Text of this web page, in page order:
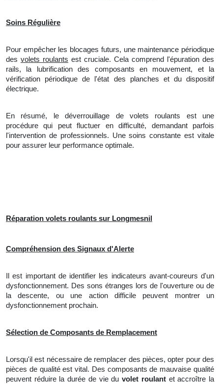
Soins Régulière
Pour empêcher les blocages futurs, une maintenance périodique
des volets roulants est cruciale. Cela comprend l'épuration des
rails,
la lubrification des composants en mouvement, et
la
vérification périodique de l'état des planches et du dispositif
électrique.
En résumé, le déverrouillage de volets roulants est une
procédure qui peut fluctuer en difficulté, demandant parfois
l'intervention de professionnels. Une soins constante est vitale
pour assurer leur performance optimale.
Réparation volets roulants sur Longmesnil
Compréhension des Signaux d'Alerte
Il est important de identifier les indicateurs avant-coureurs d'un
dysfonctionnement. Des sons étranges lors de l'ouverture ou de
la descente, ou une action difficile peuvent montrer un
dysfonctionnement prochain.
Sélection de Composants de Remplacement
Lorsqu'il est nécessaire de remplacer des pièces, opter pour des
pièces de qualité est vital. Des composants de mauvaise qualité
peuvent réduire ladurée de vie duvolet roulantet accroître la